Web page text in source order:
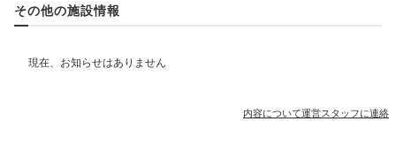
部屋情報
その他の施設情報
内容について運営スタッフに連絡